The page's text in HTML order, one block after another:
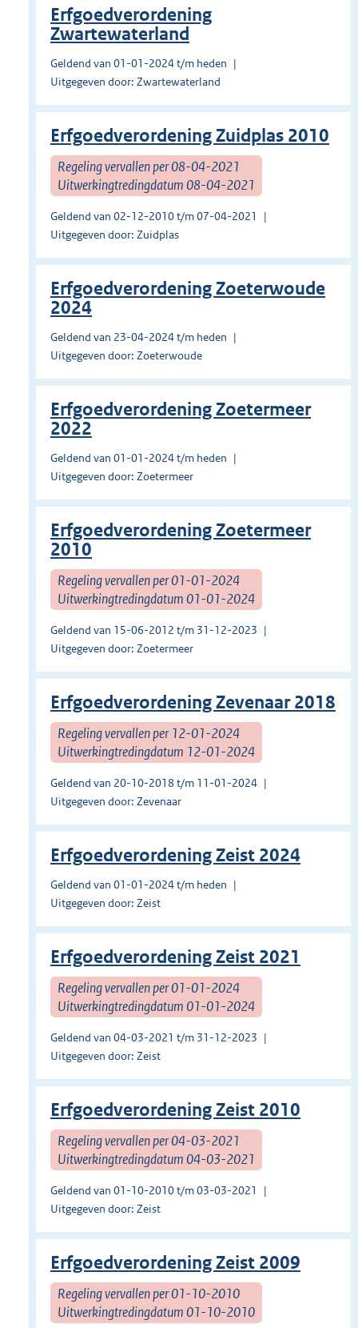
Erfgoedverordening
Zwartewaterland
Geldend van 01-01-2024 t/m heden
Uitgegeven door: Zwartewaterland
Erfgoedverordening Zuidplas 2010
Regeling vervallen per 08-04-2021
Uitwerkingtredingdatum 08-04-2021
Geldend van 02-12-2010 t/m 07-04-2021
Uitgegeven door: Zuidplas
Erfgoedverordening Zoeterwoude
2024
Geldend van 23-04-2024 t/m heden
Uitgegeven door: Zoeterwoude
Erfgoedverordening Zoetermeer
2022
Geldend van 01-01-2024 t/m heden
Uitgegeven door: Zoetermeer
Erfgoedverordening Zoetermeer
2010
Regeling vervallen per 01-01-2024
Uitwerkingtredingdatum 01-01-2024
Geldend van 15-06-2012 t/m 31-12-2023
Uitgegeven door: Zoetermeer
Erfgoedverordening Zevenaar 2018
Regeling vervallen per 12-01-2024
Uitwerkingtredingdatum 12-01-2024
Geldend van 20-10-2018 t/m 11-01-2024
Uitgegeven door: Zevenaar
Erfgoedverordening Zeist 2024
Geldend van 01-01-2024 t/m heden
Uitgegeven door: Zeist
Erfgoedverordening Zeist 2021
Regeling vervallen per 01-01-2024
Uitwerkingtredingdatum 01-01-2024
Geldend van 04-03-2021 t/m 31-12-2023
Uitgegeven door: Zeist
Erfgoedverordening Zeist 2010
Regeling vervallen per 04-03-2021
Uitwerkingtredingdatum 04-03-2021
Geldend van 01-10-2010 t/m 03-03-2021
Uitgegeven door: Zeist
Erfgoedverordening Zeist 2009
Regeling vervallen per 01-10-2010
Uitwerkingtredingdatum 01-10-2010